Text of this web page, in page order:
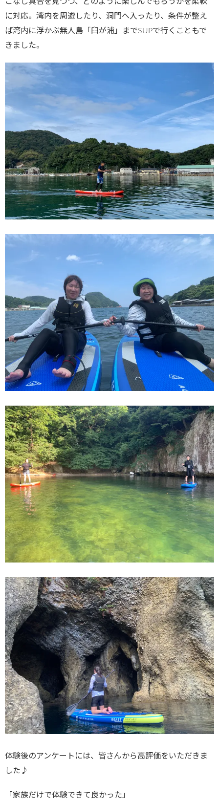
に対応。湾内を周遊したり、洞門へ入ったり、条件が整え
ば湾内に浮かぶ無人島「臼が浦」までSUPで行くこともで
きました。
体験後のアンケートには、皆さんから高評価をいただきま
した♪
「家族だけで体験できて良かった」